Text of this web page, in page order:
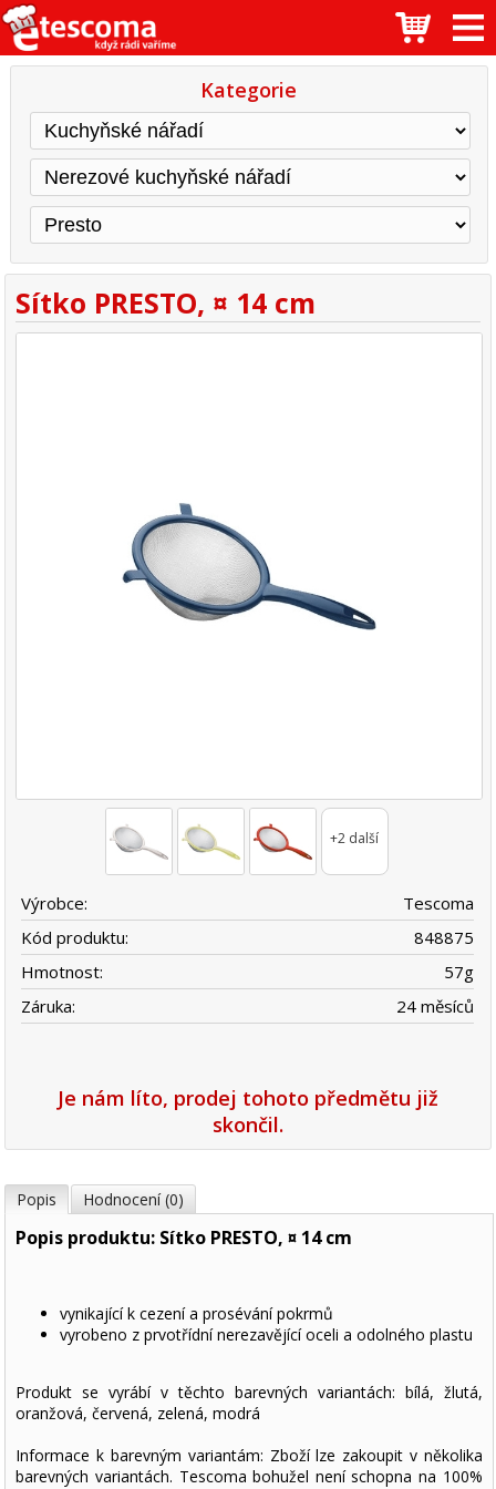
Kategorie
Sítko PRESTO, ¤ 14 cm
+2 další
Výrobce:
Tescoma
Kód produktu:
848875
Hmotnost:
57g
Záruka:
24 měsíců
Je nám líto, prodej tohoto předmětu již
skončil.
Popis Hodnocení (0)
Popis produktu: Sítko PRESTO, ¤ 14 cm
vynikající k cezení a prosévání pokrmů
vyrobeno z prvotřídní nerezavějící oceli a odolného plastu
Produkt se vyrábí v těchto barevných variantách: bílá, žlutá,
oranžová, červená, zelená, modrá
Informace k barevným variantám: Zboží lze zakoupit v několika
barevných variantách. Tescoma bohužel není schopna na 100%